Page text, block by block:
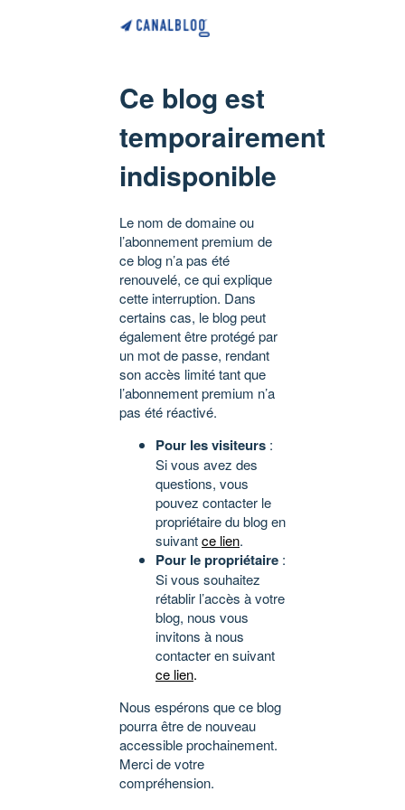
Ce blog est
temporairement
indisponible
Le nom de domaine ou
l’abonnement premium de
ce blog n’a pas été
renouvelé, ce qui explique
cette interruption. Dans
certains cas, le blog peut
également être protégé par
un mot de passe, rendant
son accès limité tant que
l’abonnement premium n’a
pas été réactivé.
Pour les visiteurs :
Si vous avez des
questions, vous
pouvez contacter le
propriétaire du blog en
suivantce lien.
Pour le propriétaire :
Si vous souhaitez
rétablir l’accès à votre
blog, nous vous
invitons à nous
contacter en suivant
ce lien.
Nous espérons que ce blog
pourra être de nouveau
accessible prochainement.
Merci de votre
compréhension.